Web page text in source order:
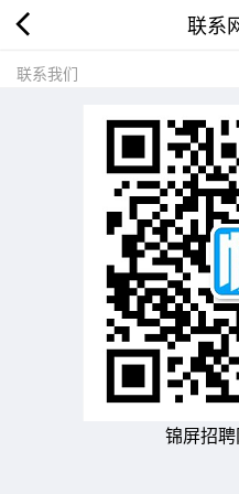
联系
联系我们
锦屏招